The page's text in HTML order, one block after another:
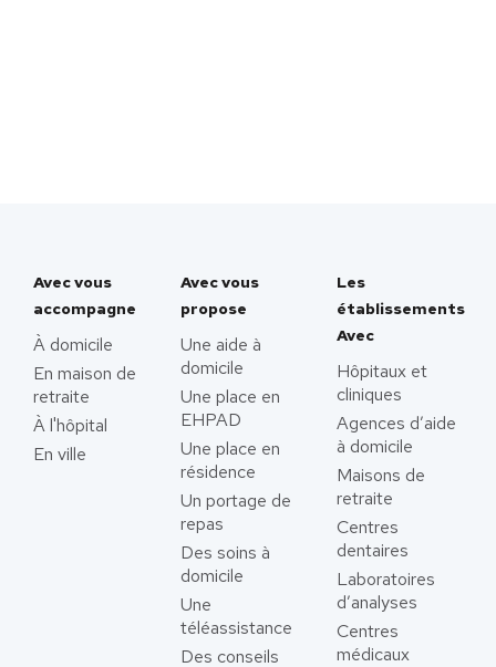
Avec vous
accompagne
À domicile
En maison de
retraite
À l'hôpital
En ville
Avec vous
propose
Une aide à
domicile
Une place en
EHPAD
Une place en
résidence
Un portage de
repas
Des soins à
domicile
Une
téléassistance
Des conseils
Les
établissements
Avec
Hôpitaux et
cliniques
Agences d’aide
à domicile
Maisons de
retraite
Centres
dentaires
Laboratoires
d’analyses
Centres
médicaux